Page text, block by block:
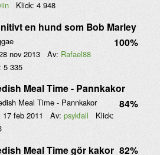
Klick: 4 948
en hund som Bob Marley
100%
nov 2013 Av: Rafael88
5 335
Meal Time - Pannkakor
84%
Meal Time - Pannkakor
17 feb 2011 Av: psykfall
Klick:
Meal Time gör kakor 82%